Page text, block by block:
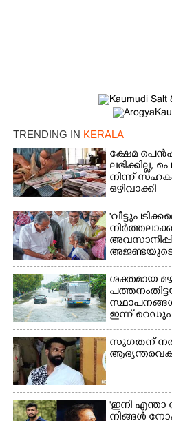
TRENDING IN KERALA
ക്ഷേമ
നിന്ന്
ഒഴിവാക്കി
അജണ്ടയുടെ
ശക്തമായ
ഇന്ന് റെ‌ഡും
സുഗതന്
'ഇനി
നിങ്ങൾ